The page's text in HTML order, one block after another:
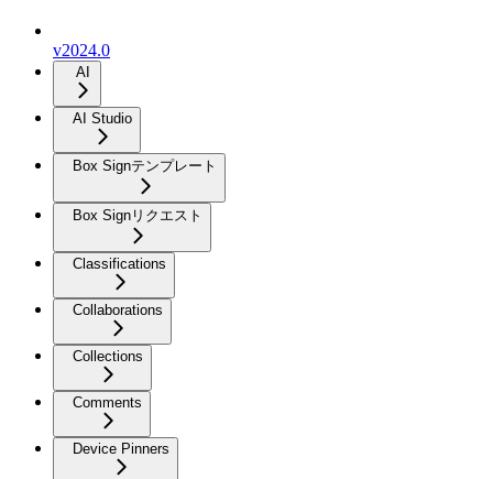
v2024.0
AI
AI Studio
Box Signテンプレート
Box Signリクエスト
Classifications
Collaborations
Collections
Comments
Device Pinners